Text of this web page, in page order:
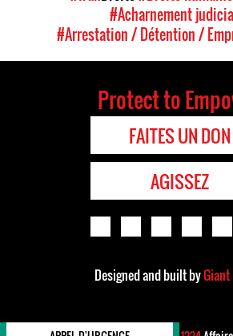
#Acharnement
#Arrestation / Détention /
Protect to
FAITES UN DON
AGISSEZ
Designed and built by